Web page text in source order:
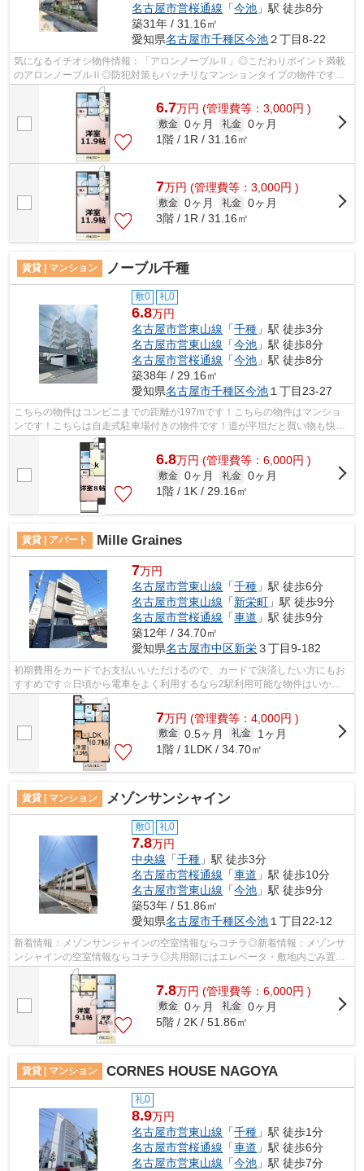
名古屋市営桜通線 「今池 」駅 徒歩8分
築31年 / 31.16㎡
愛知県名古屋市千種区今池２丁目8-22
気になるイチオシ物件情報：「アロンノーブルⅡ」◎こだわりポイント満載
のアロンノーブルⅡ◎防犯対策もバッチリなマンションタイプの物件です◎
駅まで徒歩5分の立地が魅力的な、利便性の...
6.7万円 (管理費等：3,000円 )
敷金 0ヶ月 礼金 0ヶ月
1階 / 1R / 31.16㎡
7万円 (管理費等：3,000円 )
敷金 0ヶ月 礼金 0ヶ月
3階 / 1R / 31.16㎡
賃貸 | マンション ノーブル千種
敷0 礼0
6.8万円
名古屋市営東山線 「千種 」駅 徒歩3分
名古屋市営東山線 「今池 」駅 徒歩8分
名古屋市営桜通線 「今池 」駅 徒歩8分
築38年 / 29.16㎡
愛知県名古屋市千種区今池 １丁目23-27
こちらの物件はコンビニまでの距離が197mです！こちらの物件はマンショ
ンです！こちらは自走式駐車場付きの物件です！道が平坦だと買い物も快適
にできますね！当社は、経験と知識が豊...
6.8万円 (管理費等：6,000円 )
敷金 0ヶ月 礼金 0ヶ月
1階 / 1K / 29.16㎡
賃貸 | アパート Mille Graines
7万円
名古屋市営東山線 「千種 」駅 徒歩6分
名古屋市営東山線 「新栄町 」駅 徒歩9分
名古屋市営桜通線 「車道 」駅 徒歩9分
築12年 / 34.70㎡
愛知県名古屋市中区新栄３丁目9-182
初期費用をカードでお支払いいただけるので、カードで決済したい方にもお
すすめです☆日頃から電車をよく利用するなら2駅利用可能な物件はいかが
でしょうか☆敷地内ごみ置き場は、ごみを...
7万円 (管理費等：4,000円 )
敷金 0.5ヶ月 礼金
1ヶ月
1階 / 1LDK / 34.70㎡
賃貸 | マンション メゾンサンシャイン
敷0 礼0
7.8万円
中央線 「千種 」駅 徒歩3分
名古屋市営桜通線 「車道 」駅 徒歩10分
名古屋市営東山線 「今池 」駅 徒歩9分
築53年 / 51.86㎡
愛知県名古屋市千種区今池 １丁目22-12
新着情報：メゾンサンシャインの空室情報ならコチラ◎新着情報：メゾンサ
ンシャインの空室情報ならコチラ◎共用部にはエレベータ・敷地内ごみ置き
場などが備わっておりとても充実してい...
7.8万円 (管理費等：6,000円 )
敷金 0ヶ月 礼金 0ヶ月
5階 / 2K / 51.86㎡
賃貸 | マンション CORNES HOUSE NAGOYA
礼0
8.9万円
名古屋市営東山線 「千種 」駅 徒歩1分
名古屋市営桜通線 「車道 」駅 徒歩6分
名古屋市営東山線 「今池 」駅 徒歩7分